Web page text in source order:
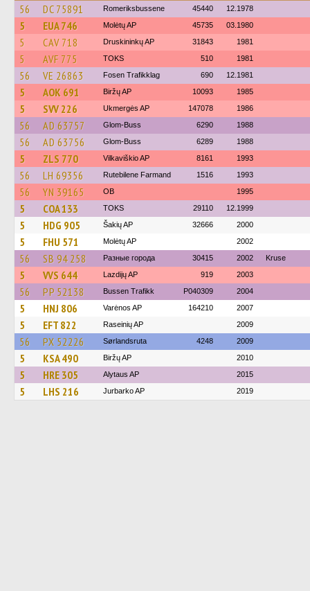
56 DC 75891 Romeriksbussene 45440 12.1978
5 EUA 746 Molėtų AP 45735 03.1980
5 CAV 718 Druskininkų AP 31843 1981
5 AVF 775 TOKS 510 1981
56 VE 26863 Fosen Trafikklag 690 12.1981
5 AOK 691 Biržų AP 10093 1985
5 SVV 226 Ukmergės AP 147078 1986
56 AD 63757 Glom-Buss 6290 1988
56 AD 63756 Glom-Buss 6289 1988
5 ZLS 770 Vilkaviškio AP 8161 1993
56 LH 69356 Rutebilene Farmand 1516 1993
56 YN 39165 OB 1995
5 COA 133 TOKS 29110 12.1999
5 HDG 905 Šakių AP 32666 2000
5 FHU 571 Molėtų AP 2002
56 SB 94 258 Разные города 30415 2002 Kruse
5 VVS 644 Lazdijų AP 919 2003
56 PP 52138 Bussen Trafikk P040309 2004
5 HNJ 806 Varėnos AP 164210 2007
5 EFT 822 Raseinių AP 2009
56 PX 52226 Sørlandsruta 4248 2009
5 KSA 490 Biržų AP 2010
5 HRE 305 Alytaus AP 2015
5 LHS 216 Jurbarko AP 2019